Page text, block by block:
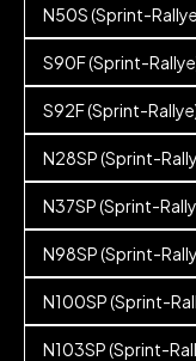
N50S (Sprint-
S90F (Sprint-
S92F (Sprint-
N28SP (Sprint-
N37SP (Sprint-
N98SP (Sprint-
N100SP (Sprint-
N103SP (Sprint-